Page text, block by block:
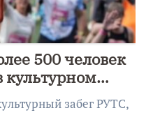
500 человек
культурном
забег РУТС,